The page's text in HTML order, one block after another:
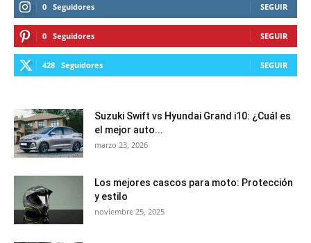
0 Seguidores SEGUIR
0 Seguidores SEGUIR
428 Seguidores SEGUIR
Suzuki Swift vs Hyundai Grand i10: ¿Cuál es
el mejor auto...
marzo 23, 2026
Los mejores cascos para moto: Protección
y estilo
noviembre 25, 2025